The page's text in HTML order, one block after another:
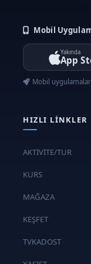
#luxery
#kamp
hotel
#yaz-
Mobil
Yakında
App
Mobil
HIZLI LINKLER
AKTİVİTE/TUR
KURS
MAĞAZA
KEŞFET
TVKADOST